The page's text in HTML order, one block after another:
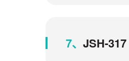
7、 JSH-